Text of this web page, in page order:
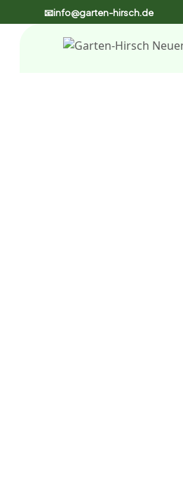
📧info@garten-hirsch.de